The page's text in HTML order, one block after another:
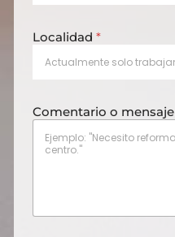
N
o
e
e
ó
Localidad *
Comentario o mensaje